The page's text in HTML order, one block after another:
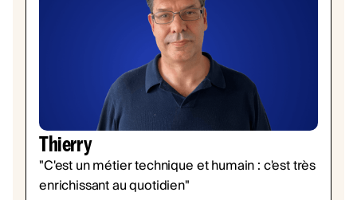
Thierry
"C'est un métier technique et humain : c'est très
enrichissant au quotidien"